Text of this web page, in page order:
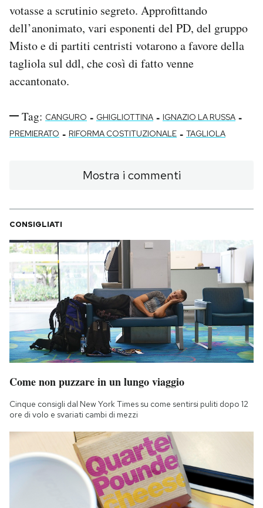
votasse a scrutinio segreto. Approfittando
dell’anonimato, vari esponenti del PD, del gruppo
Misto e di partiti centristi votarono a favore della
tagliola sul ddl, che così di fatto venne
accantonato.
Tag: CANGURO - GHIGLIOTTINA - IGNAZIO LA RUSSA -
PREMIERATO - RIFORMA COSTITUZIONALE - TAGLIOLA
Mostra i commenti
CONSIGLIATI
Come non puzzare in un lungo viaggio
Cinque consigli dal New York Times su come sentirsi puliti dopo 12
ore di volo e svariati cambi di mezzi